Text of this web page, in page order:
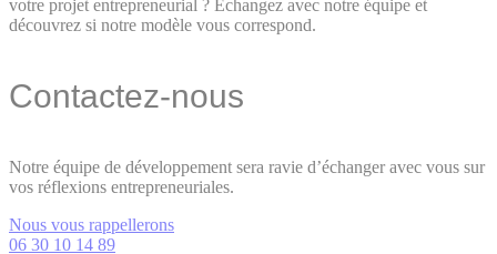
votre projet entrepreneurial ? Échangez avec notre équipe et
découvrez si notre modèle vous correspond.
Contactez-nous
Notre équipe de développement sera ravie d’échanger avec vous sur
vos réflexions entrepreneuriales.
Nous vous rappellerons
06 30 10 14 89